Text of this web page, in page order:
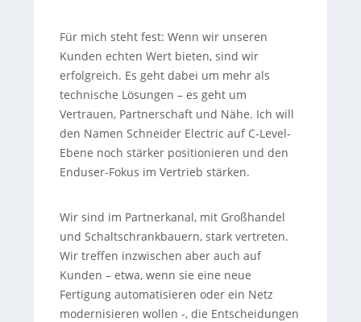
Für mich steht fest: Wenn wir unseren
Kunden echten Wert bieten, sind wir
erfolgreich. Es geht dabei um mehr als
technische Lösungen – es geht um
Vertrauen, Partnerschaft und Nähe. Ich will
den Namen Schneider Electric auf C-Level-
Ebene noch stärker positionieren und den
Enduser-Fokus im Vertrieb stärken.
Wir sind im Partnerkanal, mit Großhandel
und Schaltschrankbauern, stark vertreten.
Wir treffen inzwischen aber auch auf
Kunden – etwa, wenn sie eine neue
Fertigung automatisieren oder ein Netz
modernisieren wollen -, die Entscheidungen